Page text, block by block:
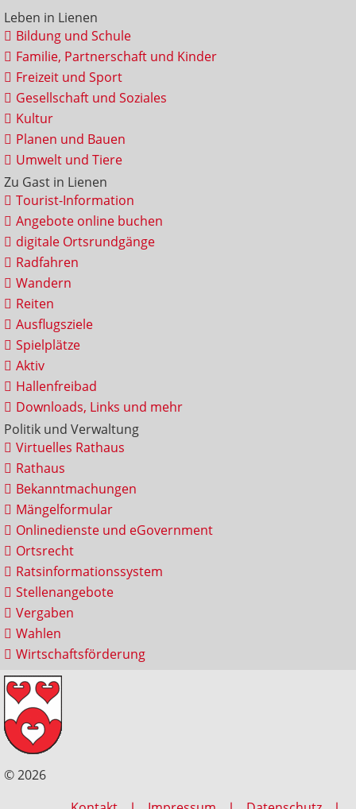
Leben in Lienen
Bildung und Schule
Familie, Partnerschaft und Kinder
Freizeit und Sport
Gesellschaft und Soziales
Kultur
Planen und Bauen
Umwelt und Tiere
Zu Gast in Lienen
Tourist-Information
Angebote online buchen
digitale Ortsrundgänge
Radfahren
Wandern
Reiten
Ausflugsziele
Spielplätze
Aktiv
Hallenfreibad
Downloads, Links und mehr
Politik und Verwaltung
Virtuelles Rathaus
Rathaus
Bekanntmachungen
Mängelformular
Onlinedienste und eGovernment
Ortsrecht
Ratsinformationssystem
Stellenangebote
Vergaben
Wahlen
Wirtschaftsförderung
© 2026